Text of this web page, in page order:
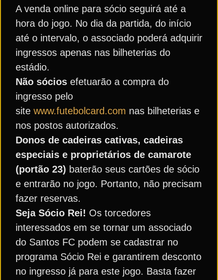
A venda online para sócio seguirá até a
hora do jogo. No dia da partida, do início
até o intervalo, o associado poderá adquirir
ingressos apenas nas bilheterias do
estádio.
Não sócios efetuarão a compra do
ingresso pelo
site www.futebolcard.com nas bilheterias e
nos postos autorizados.
Donos de cadeiras cativas, cadeiras
especiais e proprietários de camarote
(portão 23) baterão seus cartões de sócio
e entrarão no jogo. Portanto, não precisam
fazer reservas.
Seja Sócio Rei! Os torcedores
interessados em se tornar um associado
do Santos FC podem se cadastrar no
programa Sócio Rei e garantirem desconto
no ingresso já para este jogo. Basta fazer